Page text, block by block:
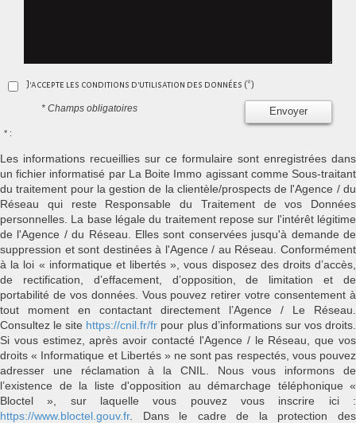
J'accepte les conditions d'utilisation des données (*)
Envoyer
* Champs obligatoires
* :
Les informations recueillies sur ce formulaire sont enregistrées dans
un fichier informatisé par La Boite Immo agissant comme Sous-traitant
du traitement pour la gestion de la clientèle/prospects de l'Agence / du
Réseau qui reste Responsable du Traitement de vos Données
personnelles. La base légale du traitement repose sur l'intérêt légitime
de l'Agence / du Réseau. Elles sont conservées jusqu'à demande de
suppression et sont destinées à l'Agence / au Réseau. Conformément
à la loi « informatique et libertés », vous disposez des droits d’accès,
de rectification, d’effacement, d’opposition, de limitation et de
portabilité de vos données. Vous pouvez retirer votre consentement à
tout moment en contactant directement l’Agence / Le Réseau.
Consultez le site https://cnil.fr/fr pour plus d’informations sur vos droits.
Si vous estimez, après avoir contacté l'Agence / le Réseau, que vos
droits « Informatique et Libertés » ne sont pas respectés, vous pouvez
adresser une réclamation à la CNIL. Nous vous informons de
l’existence de la liste d'opposition au démarchage téléphonique «
Bloctel », sur laquelle vous pouvez vous inscrire ici :
https://www.bloctel.gouv.fr. Dans le cadre de la protection des